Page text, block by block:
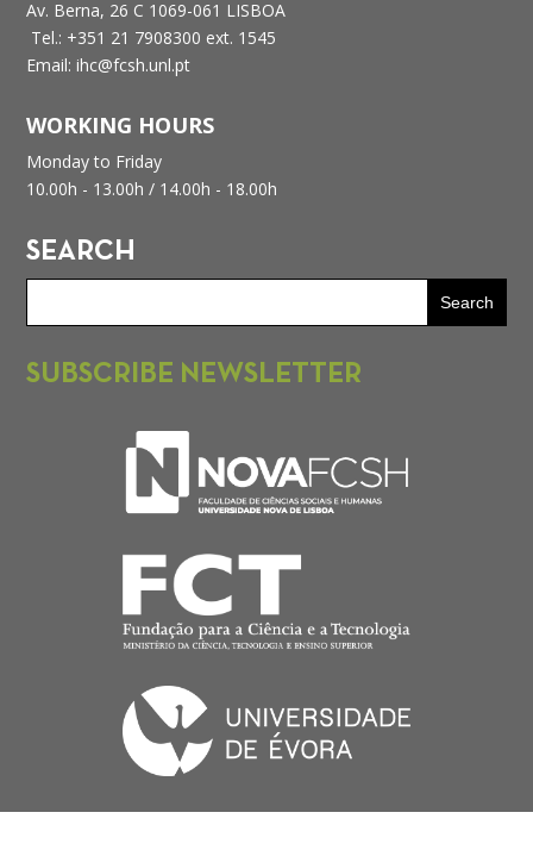
Av. Berna, 26 C 1069-061 LISBOA
Tel.: +351 21 7908300 ext. 1545
Email: ihc@fcsh.unl.pt
WORKING HOURS
Monday to Friday
10.00h - 13.00h / 14.00h - 18.00h
SEARCH
SUBSCRIBE NEWSLETTER